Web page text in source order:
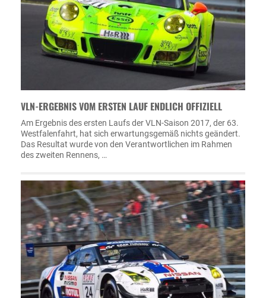
VLN-ERGEBNIS VOM ERSTEN LAUF ENDLICH OFFIZIELL
Am Ergebnis des ersten Laufs der VLN-Saison 2017, der 63.
Westfalenfahrt, hat sich erwartungsgemäß nichts geändert.
Das Resultat wurde von den Verantwortlichen im Rahmen
des zweiten Rennens, …